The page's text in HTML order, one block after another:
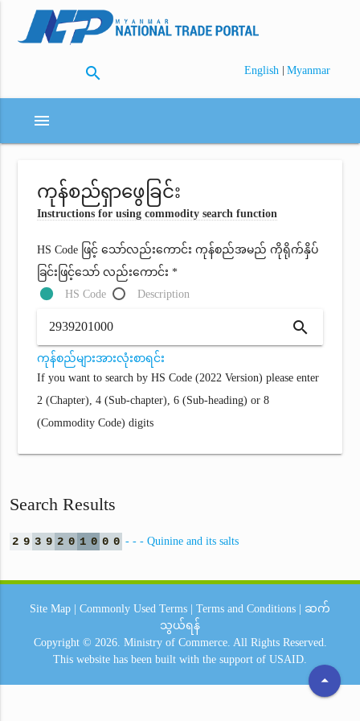
search English | Myanmar
menu
ကုန်စည်ရှာဖွေခြင်း
Instructions for using commodity search function
HS Code ဖြင့် သော်လည်းကောင်း ကုန်စည်အမည် ကိုရိုက်နှိပ်
ခြင်းဖြင့်သော် လည်းကောင်း *
HS Code
Description
search
ကုန်စည်များအားလုံးစာရင်း
If you want to search by HS Code (2022 Version) please enter
2 (Chapter), 4 (Sub-chapter), 6 (Sub-heading) or 8
(Commodity Code) digits
Search Results
2 9 3 9 2 0 1 0 0 0 - - - Quinine and its salts
arrow_drop_up
Site Map Commonly Used Terms Terms and Conditions
ဆက်
သွယ်ရန်
Copyright © 2026. Ministry of Commerce. All Rights Reserved.
This website has been built with the support of USAID.